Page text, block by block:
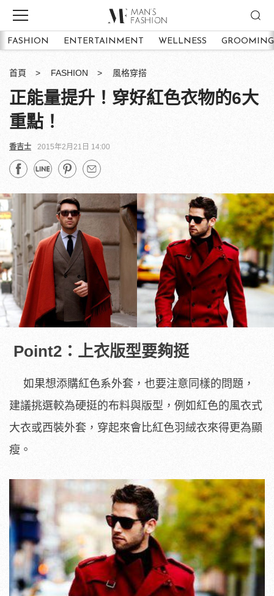
FASHION ENTERTAINMENT WELLNESS GROOMING
首頁 FASHION 風格穿搭
正能量提升！穿好紅色衣物的6大
重點！
香吉士 2015年2月21日 14:00
Point2：上衣版型要夠挺
如果想添購紅色系外套，也要注意同樣的問題，
建議挑選較為硬挺的布料與版型，例如紅色的風衣式
大衣或西裝外套，穿起來會比紅色羽絨衣來得更為顯
瘦。